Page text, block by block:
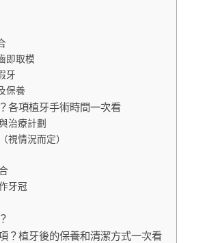
即取模
牙
保養
各項植牙手術時間一次看
治療計劃
視情況而定）
牙冠
？植牙後的保養和清潔方式一次看